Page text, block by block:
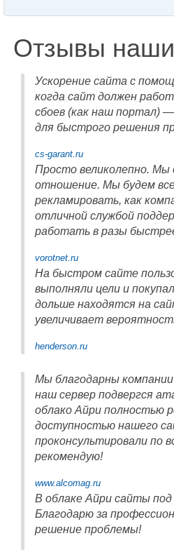
Отзывы
Ускорение сайта с
когда сайт должен
сбоев (как наш портал)
для быстрого решения
cs-garant.ru
Просто великолепно. Мы
отношение. Мы будем
рекламировать, как
отличной службой
работать в разы
vorotnet.ru
На быстром сайте
выполняли цели и
дольше находятся на
увеличивает
henderson.ru
Мы благодарны
наш сервер подвергся
облако Айри полностью
доступностью нашего
проконсультировали по
рекомендую!
www.alcomag.ru
В облаке Айри сайты
Благодарю за
решение проблемы!